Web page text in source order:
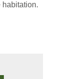
habitation.